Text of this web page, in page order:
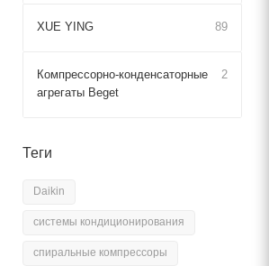
XUE YING 89
Компрессорно-конденсаторные
агрегаты Beget
2
Теги
Daikin
системы кондиционирования
спиральные компрессоры